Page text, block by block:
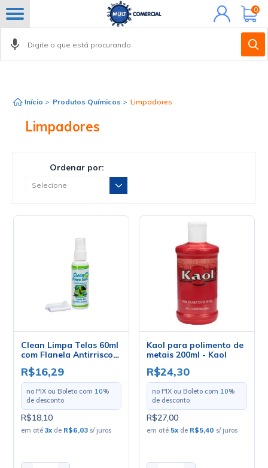
Minha
conta
0
Início > Produtos Químicos > Limpadores
Limpadores
Ordenar por:
Clean Limpa Telas 60ml
com Flanela Antirrisco -
R$16,29
no PIX ou Boleto com 10%
de desconto
R$18,10
em até3x de R$6,03 s/ juros
Kaol para polimento de
metais 200ml - Kaol
R$24,30
no PIX ou Boleto com 10%
de desconto
R$27,00
em até 5x de R$5,40 s/ juros